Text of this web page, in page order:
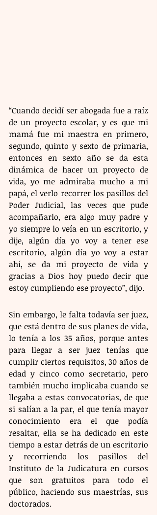
“Cuando decidí ser abogada fue a raíz
de un proyecto escolar, y es que mi
mamá fue mi maestra en primero,
segundo, quinto y sexto de primaria,
entonces en sexto año se da esta
dinámica de hacer un proyecto de
vida, yo me admiraba mucho a mi
papá, el verlo recorrer los pasillos del
Poder Judicial, las veces que pude
acompañarlo, era algo muy padre y
yo siempre lo veía en un escritorio, y
dije, algún día yo voy a tener ese
escritorio, algún día yo voy a estar
ahí, se da mi proyecto de vida y
gracias a Dios hoy puedo decir que
estoy cumpliendo ese proyecto”, dijo.
Sin embargo, le falta todavía ser juez,
que está dentro de sus planes de vida,
lo tenía a los 35 años, porque antes
para llegar a ser juez tenías que
cumplir ciertos requisitos, 30 años de
edad y cinco como secretario, pero
también mucho implicaba cuando se
llegaba a estas convocatorias, de que
si salían a la par, el que tenía mayor
conocimiento era el que podía
resaltar, ella se ha dedicado en este
tiempo a estar detrás de un escritorio
y recorriendo los pasillos del
Instituto de la Judicatura en cursos
que son gratuitos para todo el
público, haciendo sus maestrías, sus
doctorados.